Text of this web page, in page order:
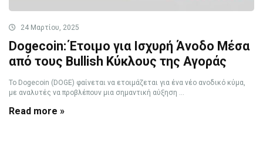
24 Μαρτίου, 2025
Dogecoin: Έτοιμο για Ισχυρή Άνοδο Μέσα
από τους Bullish Κύκλους της Αγοράς
Το Dogecoin (DOGE) φαίνεται να ετοιμάζεται για ένα νέο ανοδικό κύμα,
με αναλυτές να προβλέπουν μια σημαντική αύξηση ...
Read more »